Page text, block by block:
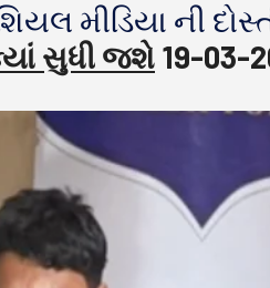
મીડિયા ની
સુધી જશે 19-03-